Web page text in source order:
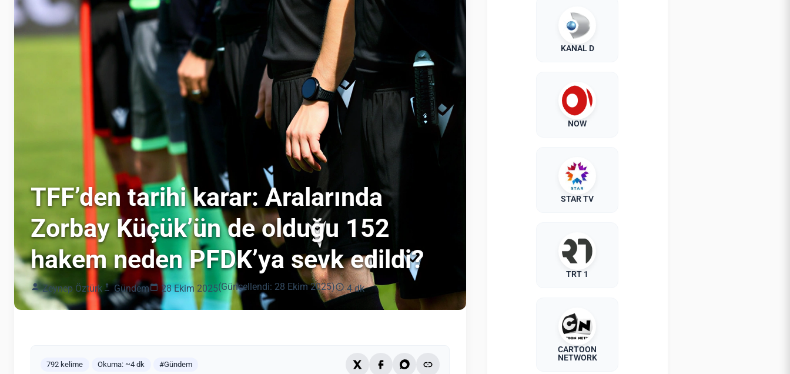
TFF’den tarihi karar: Aralarında
Zorbay Küçük’ün de olduğu 152
hakem neden PFDK’ya sevk edildi?
Zeynep Öztürk Gündem 28 Ekim 2025(Güncellendi: 28 Ekim 2025) 4 dk
792 kelime Okuma: ~4 dk #Gündem
KANAL D
NOW
STAR TV
TRT 1
CARTOON
NETWORK